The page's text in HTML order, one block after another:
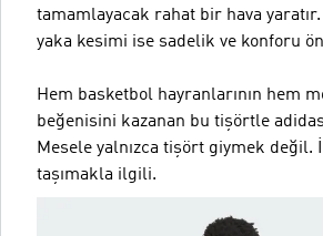
tamamlayacak rahat bir hava
yaka kesimi ise sadelik ve konforu
Hem basketbol hayranlarının hem
beğenisini kazanan bu tişörtle
Mesele yalnızca tişört giymek değil.
taşımakla ilgili.